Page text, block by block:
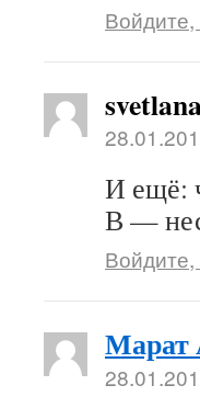
Войдите,
И ещё:
В —
Войдите,
Марат